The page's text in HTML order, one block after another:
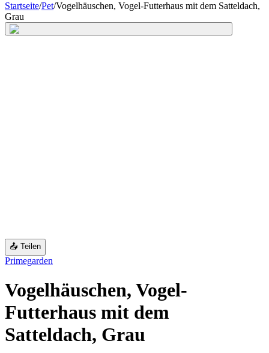
Startseite/Pet/Vogelhäuschen, Vogel-Futterhaus mit dem Satteldach,
Grau
📤 Teilen
Primegarden
Vogelhäuschen, Vogel-
Futterhaus mit dem
Satteldach, Grau